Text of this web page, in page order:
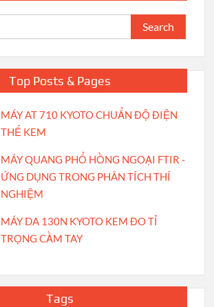
Search
for:
Top Posts & Pages
MÁY AT 710 KYOTO CHUẨN ĐỘ ĐIỆN
THẾ KEM
MÁY QUANG PHỔ HỒNG NGOẠI FTIR -
ỨNG DỤNG TRONG PHÂN TÍCH THÍ
NGHIỆM
MÁY DA 130N KYOTO KEM ĐO TỈ
TRỌNG CẦM TAY
Tags